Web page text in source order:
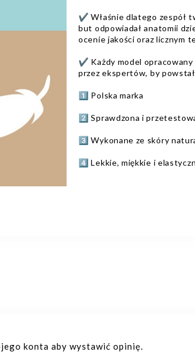
✔️ Właśnie dlatego zespół
but odpowiadał anatomii
ocenie jakości oraz licznym
✔️ Każdy model
przez ekspertów, by
1️⃣ Polska marka
2️⃣ Sprawdzona i
3️⃣ Wykonane ze skóry
4️⃣ Lekkie, miękkie i
konta aby wystawić opinię.